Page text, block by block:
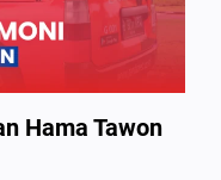
Hama Tawon